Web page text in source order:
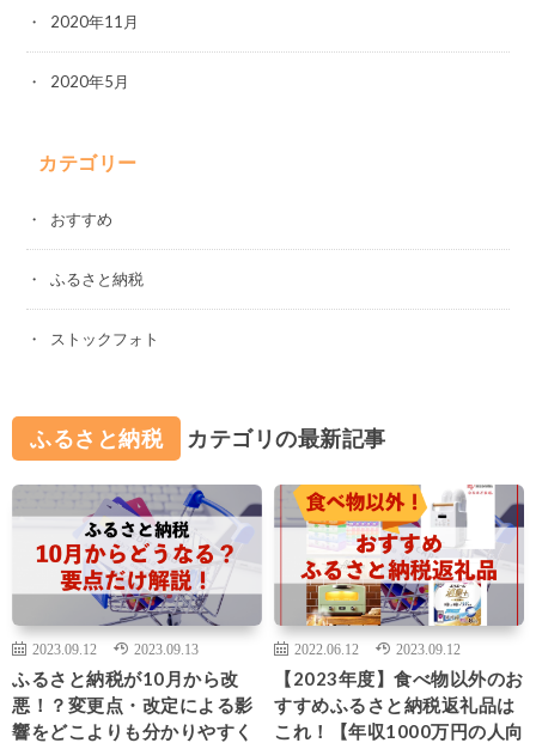
2020年11月
2020年5月
カテゴリー
おすすめ
ふるさと納税
ストックフォト
ふるさと納税 カテゴリの最新記事
2023.09.12 2023.09.13
ふるさと納税が10月から改
悪！？変更点・改定による影
響をどこよりも分かりやすく
2022.06.12 2023.09.12
【2023年度】食べ物以外のお
すすめふるさと納税返礼品は
これ！【年収1000万円の人向